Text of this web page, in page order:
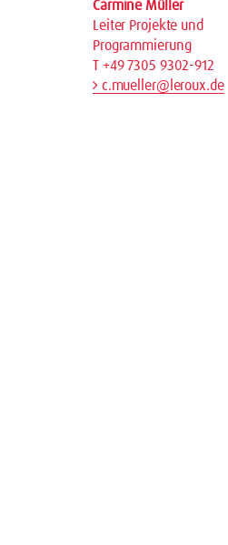
Carmine Müller
Leiter Projekte und
Programmierung
T +49 7305 9302-912
c.mueller@leroux.de